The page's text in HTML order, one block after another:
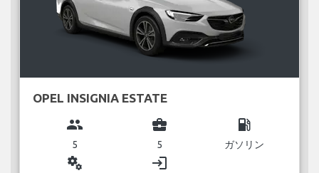
OPEL INSIGNIA ESTATE
group
5
business_center
5
local_gas_station
ガソリン
miscellaneous_services login